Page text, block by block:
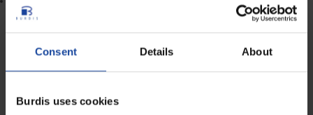
Consent Details About
Burdis uses cookies
Fiche technique